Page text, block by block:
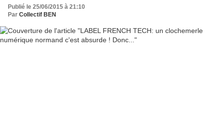
Publié le 25/06/2015 à 21:10
Par Collectif BEN